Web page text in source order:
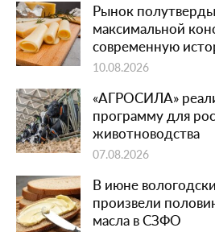
Рынок
максимальной
современную
10.08.2026
«АГРОСИЛА»
программу для
животноводства
07.08.2026
В июне
произвели
масла в СЗФО